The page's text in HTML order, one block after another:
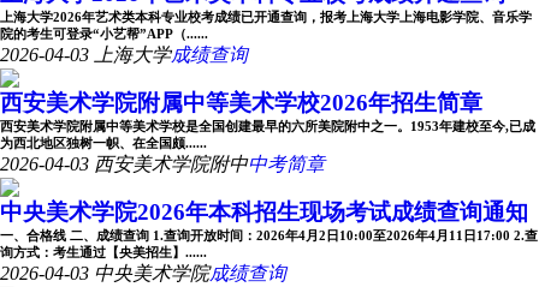
上海大学2026年艺术类本科专业校考成绩已开通查询，报考上海大学上海电影学院、音乐学
院的考生可登录“小艺帮”APP（......
2026-04-03 上海大学成绩查询
西安美术学院附属中等美术学校2026年招生简章
西安美术学院附属中等美术学校是全国创建最早的六所美院附中之一。1953年建校至今,已成
为西北地区独树一帜、在全国颇......
2026-04-03 西安美术学院附中中考简章
中央美术学院2026年本科招生现场考试成绩查询通知
一、合格线 二、成绩查询 1.查询开放时间：2026年4月2日10:00至2026年4月11日17:00 2.查
询方式：考生通过【央美招生】......
2026-04-03 中央美术学院成绩查询